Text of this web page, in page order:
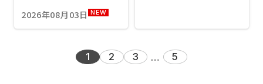
2026年08月03日 NEW
1 2 3 … 5